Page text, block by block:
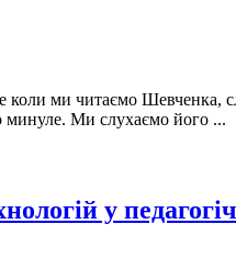
ми читаємо Шевченка,
минуле. Ми слухаємо його ...
у